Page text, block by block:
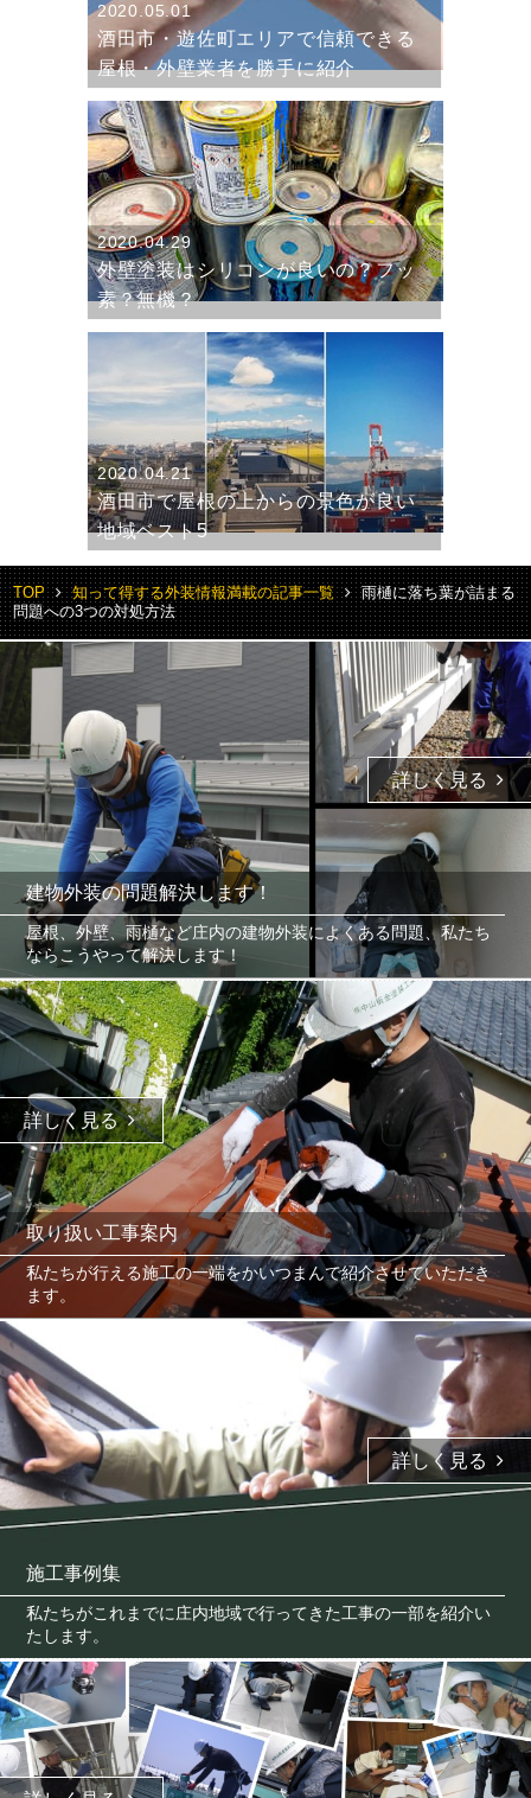
2020.05.01
酒田市・遊佐町エリアで信頼できる
屋根・外壁業者を勝手に紹介
2020.04.29
外壁塗装はシリコンが良いの？フッ
素？無機？
2020.04.21
酒田市で屋根の上からの景色が良い
地域ベスト5
TOP 知って得する外装情報満載の記事一覧
雨樋に落ち葉が詰まる
問題への3つの対処方法
詳しく見る
建物外装の問題解決します！
屋根、外壁、雨樋など庄内の建物外装によくある問題、私たち
ならこうやって解決します！
詳しく見る
取り扱い工事案内
私たちが行える施工の一端をかいつまんで紹介させていただき
ます。
詳しく見る
施工事例集
私たちがこれまでに庄内地域で行ってきた工事の一部を紹介い
たします。